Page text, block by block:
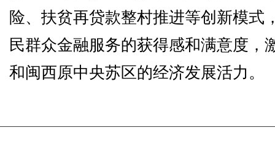
险、扶贫再贷款整村推进等创新模式
民群众金融服务的获得感和满意度，
和闽西原中央苏区的经济发展活力。